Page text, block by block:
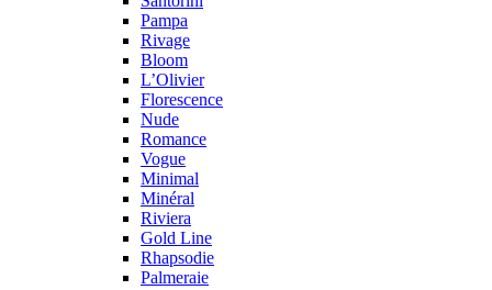
Pampa
Rivage
Bloom
L’Olivier
Florescence
Nude
Romance
Vogue
Minimal
Minéral
Riviera
Gold Line
Rhapsodie
Palmeraie